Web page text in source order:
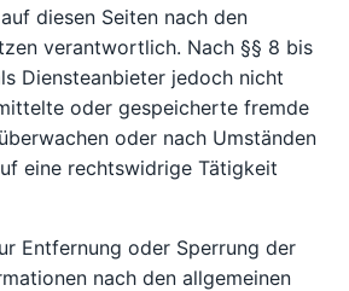
diesen Seiten nach den
verantwortlich. Nach §§ 8 bis
Diensteanbieter jedoch nicht
oder gespeicherte fremde
oder nach Umständen
eine rechtswidrige Tätigkeit
Entfernung oder Sperrung der
nach den allgemeinen